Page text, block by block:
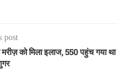
post
को मिला इलाज, 550 पहुंच गया था